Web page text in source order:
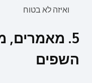
ואיזה לא בטוח
5. מאמרים,
השפים